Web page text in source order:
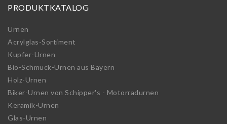
PRODUKTKATALOG
Urnen
Acrylglas-Sortiment
Kupfer-Urnen
Bio-Schmuck-Urnen aus Bayern
Holz-Urnen
Biker-Urnen von Schipper's - Motorradurnen
Keramik-Urnen
Glas-Urnen